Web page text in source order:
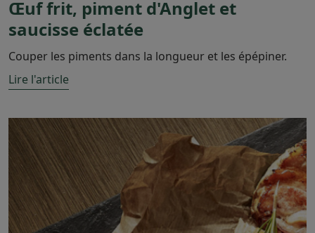
Œuf frit, piment d'Anglet et
saucisse éclatée
Couper les piments dans la longueur et les épépiner.
Lire l'article